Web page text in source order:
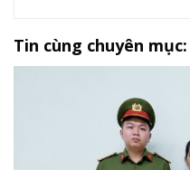
Tin cùng chuyên mục: